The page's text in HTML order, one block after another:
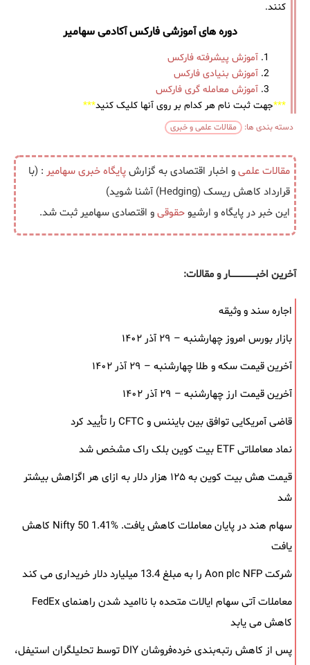
کنند.
دوره های آموزشی فارکس آکادمی سهامیر
آموزش پیشرفته فارکس
آموزش بنیادی فارکس
آموزش معامله گری فارکس
***جهت ثبت نام هر کدام بر روی آنها کلیک کنید***
دسته بندی ها: مقالات علمی و خبری
مقالات علمیو اخبار اقتصادی به گزارشپایگاه خبریسهامیر : (با
قرارداد کاهش ریسک (Hedging) آشنا شوید)
این خبر در پایگاه و ارشیوحقوقیو اقتصادی سهامیر ثبت شد.
آخرین اخبــــــــــــــــــار و مقالات:
اجاره سند و وثیقه
بازار بورس امروز چهارشنبه – ۲۹ آذر ۱۴۰۲
آخرین قیمت سکه و طلا چهارشنبه – ۲۹ آذر ۱۴۰۲
آخرین قیمت ارز چهارشنبه – ۲۹ آذر ۱۴۰۲
قاضی آمریکایی توافق بین بایننس و CFTC را تأیید کرد
نماد معاملاتی ETF بیت کوین بلک ‌راک مشخص شد
قیمت هش بیت کوین به ۱۲۵ هزار دلار به‌ ازای هر اگزاهش بیشتر
شد
سهام هند در پایان معاملات کاهش یافت. Nifty 50 1.41% کاهش
یافت
شرکت Aon plc NFP را به مبلغ 13.4 میلیارد دلار خریداری می کند
معاملات آتی سهام ایالات متحده با ناامید شدن راهنمای FedEx
کاهش می یابد
پس از کاهش رتبه‌بندی خرده‌فروشان DIY توسط تحلیلگران استیفل،